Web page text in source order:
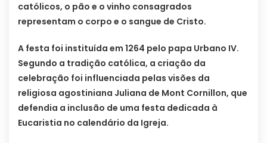
católicos, o pão e o vinho consagrados
representam o corpo e o sangue de Cristo.
A festa foi instituída em 1264 pelo papa Urbano IV.
Segundo a tradição católica, a criação da
celebração foi influenciada pelas visões da
religiosa agostiniana Juliana de Mont Cornillon, que
defendia a inclusão de uma festa dedicada à
Eucaristia no calendário da Igreja.